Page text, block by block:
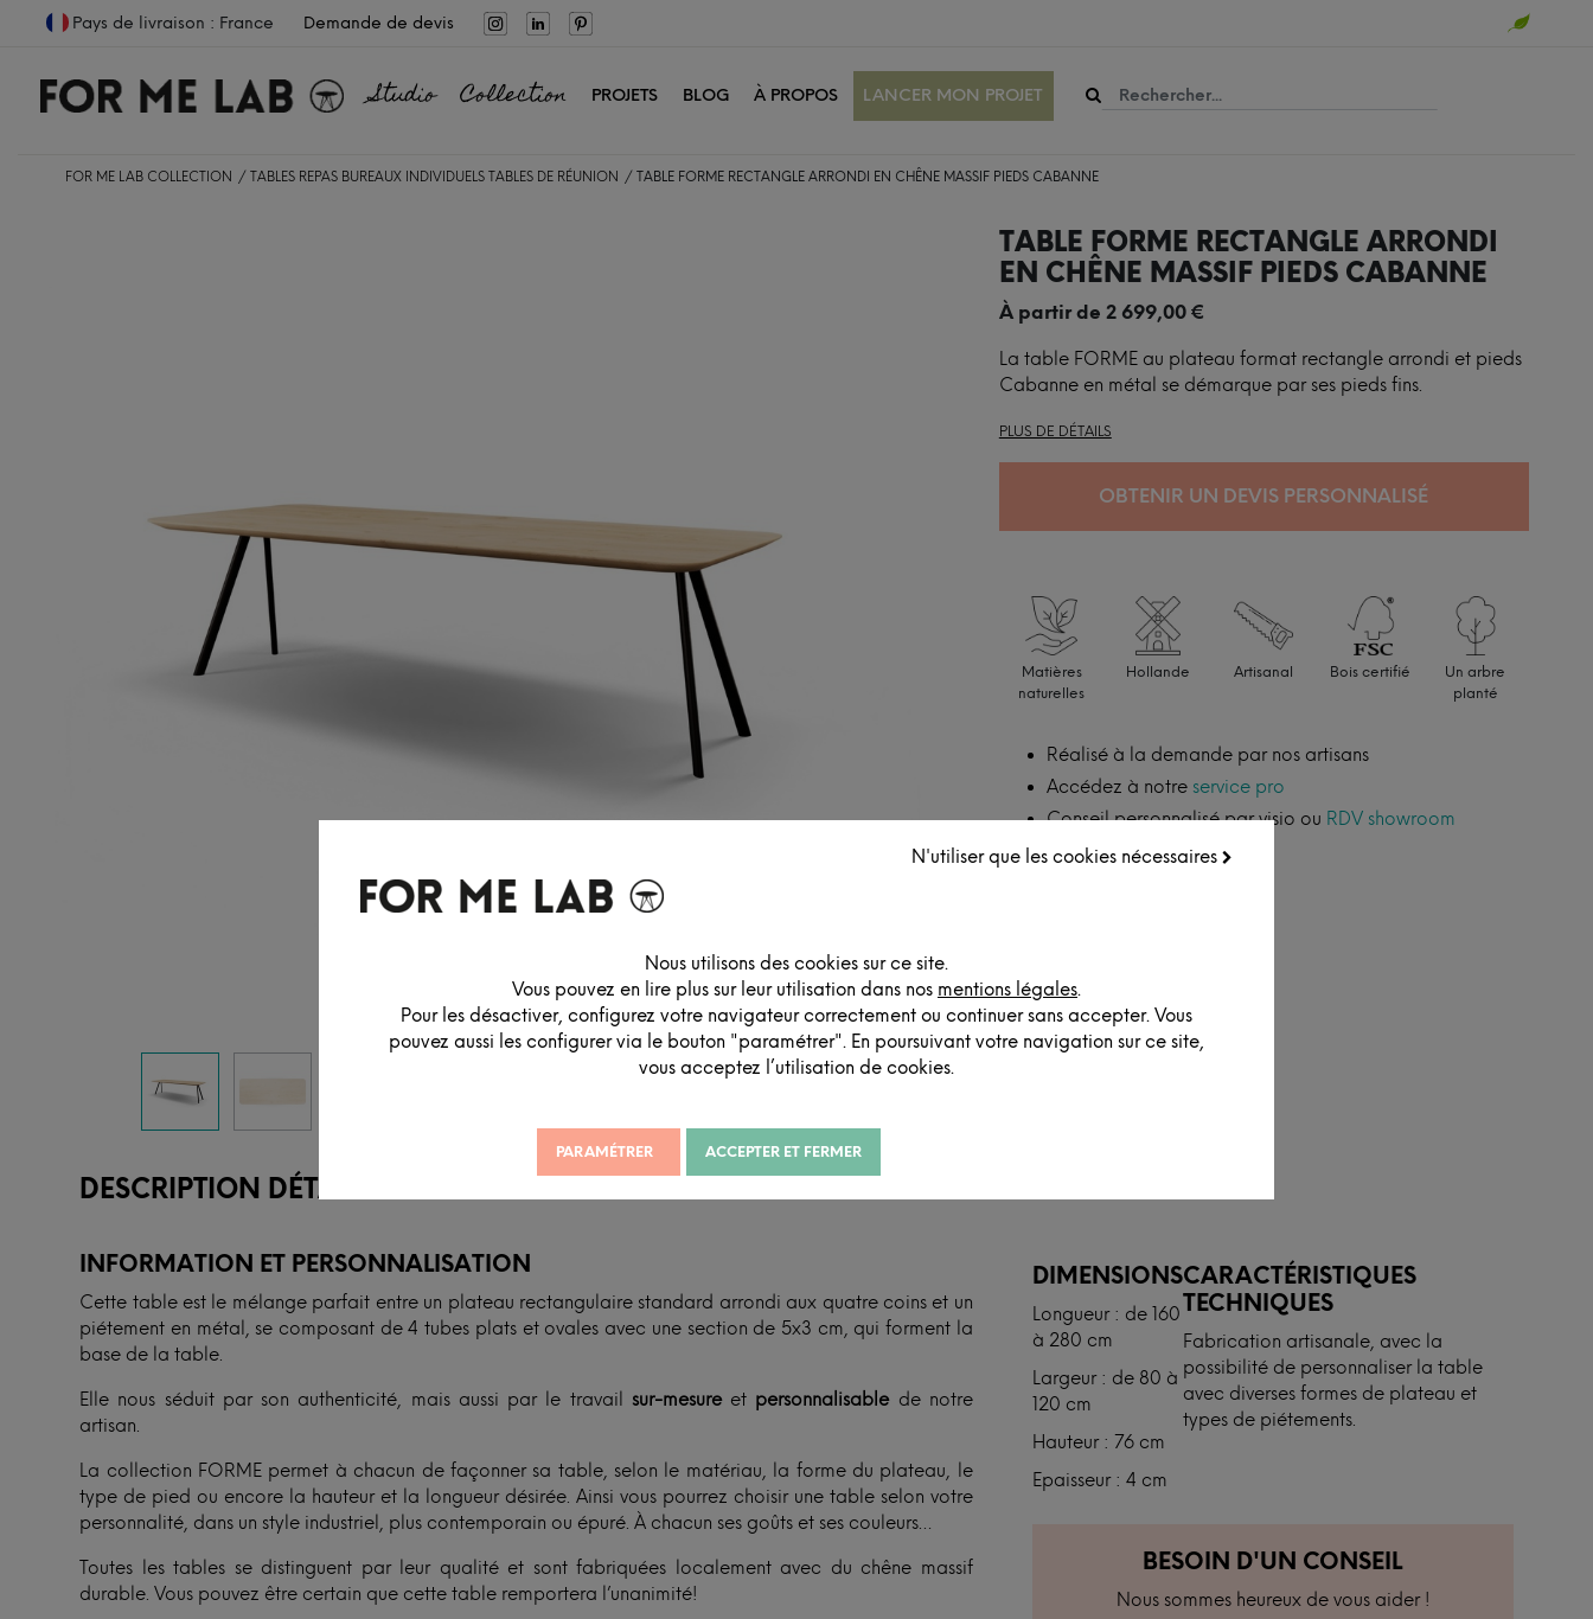
N'utiliser que les cookies nécessaires
Nous utilisons des cookies sur ce site.
Vous pouvez en lire plus sur leur utilisation dans nos mentions légales.
Pour les désactiver, configurez votre navigateur correctement ou continuer sans accepter. Vous
pouvez aussi les configurer via le bouton "paramétrer". En poursuivant votre navigation sur ce site,
vous acceptez l’utilisation de cookies.
PARAMÉTRER ACCEPTER ET FERMER
Pays de livraison : France Demande de devis
Studio Collection PROJETS BLOG À PROPOS LANCER MON PROJET
FOR ME LAB COLLECTION TABLES REPAS BUREAUX INDIVIDUELS TABLES DE RÉUNION TABLE FORME RECTANGLE ARRONDI EN CHÊNE MASSIF PIEDS CABANNE
TABLE FORME RECTANGLE ARRONDI
EN CHÊNE MASSIF PIEDS CABANNE
À partir de 2 699,00€
La table FORME au plateau format rectangle arrondi et pieds
Cabanne en métal se démarque par ses pieds fins.
PLUS DE DÉTAILS
OBTENIR UN DEVIS PERSONNALISÉ
Matières
naturelles
Hollande Artisanal Bois certifié
Un arbre
planté
Réalisé à la demande par nos artisans
Accédez à notre service pro
Conseil personnalisé par visio ou RDV showroom
DESCRIPTION DÉTAILLÉE
INFORMATION ET PERSONNALISATION
Cette table est le mélange parfait entre un plateau rectangulaire standard arrondi aux quatre coins et un
piétement en métal, se composant de 4 tubes plats et ovales avec une section de 5x3 cm, qui forment la
base de la table.
Elle nous séduit par son authenticité, mais aussi par le travail sur-mesureet personnalisablede notre
artisan.
La collection FORME permet à chacun de façonner sa table, selon le matériau, la forme du plateau, le
type de pied ou encore la hauteur et la longueur désirée. Ainsi vous pourrez choisir une table selon votre
personnalité, dans un style industriel, plus contemporain ou épuré. À chacun ses goûts et ses couleurs…
Toutes les tables se distinguent par leur qualité et sont fabriquées localement avec du chêne massif
durable. Vous pouvez être certain que cette table remportera l’unanimité!
DIMENSIONS
Longueur : de 160
à 280 cm
Largeur : de 80 à
120 cm
Hauteur : 76 cm
Epaisseur : 4 cm
CARACTÉRISTIQUES
TECHNIQUES
Fabrication artisanale, avec la
possibilité de personnaliser la table
avec diverses formes de plateau et
types de piétements.
BESOIN D'UN CONSEIL
Nous sommes heureux de vous aider !